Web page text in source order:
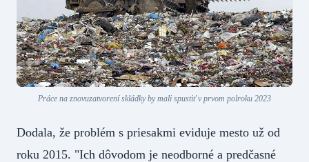
Práce na znovuzatvorení skládky by mali spustiť v prvom polroku 2023
Dodala, že problém s priesakmi eviduje mesto už od
roku 2015. "Ich dôvodom je neodborné a predčasné